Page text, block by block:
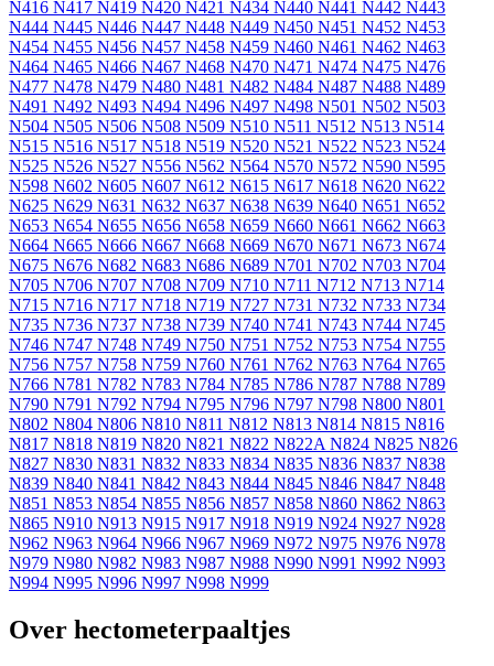
N416 N417 N419 N420 N421 N434 N440 N441 N442 N443
N444 N445 N446 N447 N448 N449 N450 N451 N452 N453
N454 N455 N456 N457 N458 N459 N460 N461 N462 N463
N464 N465 N466 N467 N468 N470 N471 N474 N475 N476
N477 N478 N479 N480 N481 N482 N484 N487 N488 N489
N491 N492 N493 N494 N496 N497 N498 N501 N502 N503
N504 N505 N506 N508 N509 N510 N511 N512 N513 N514
N515 N516 N517 N518 N519 N520 N521 N522 N523 N524
N525 N526 N527 N556 N562 N564 N570 N572 N590 N595
N598 N602 N605 N607 N612 N615 N617 N618 N620 N622
N625 N629 N631 N632 N637 N638 N639 N640 N651 N652
N653 N654 N655 N656 N658 N659 N660 N661 N662 N663
N664 N665 N666 N667 N668 N669 N670 N671 N673 N674
N675 N676 N682 N683 N686 N689 N701 N702 N703 N704
N705 N706 N707 N708 N709 N710 N711 N712 N713 N714
N715 N716 N717 N718 N719 N727 N731 N732 N733 N734
N735 N736 N737 N738 N739 N740 N741 N743 N744 N745
N746 N747 N748 N749 N750 N751 N752 N753 N754 N755
N756 N757 N758 N759 N760 N761 N762 N763 N764 N765
N766 N781 N782 N783 N784 N785 N786 N787 N788 N789
N790 N791 N792 N794 N795 N796 N797 N798 N800 N801
N802 N804 N806 N810 N811 N812 N813 N814 N815 N816
N817 N818 N819 N820 N821 N822 N822A N824 N825 N826
N827 N830 N831 N832 N833 N834 N835 N836 N837 N838
N839 N840 N841 N842 N843 N844 N845 N846 N847 N848
N851 N853 N854 N855 N856 N857 N858 N860 N862 N863
N865 N910 N913 N915 N917 N918 N919 N924 N927 N928
N962 N963 N964 N966 N967 N969 N972 N975 N976 N978
N979 N980 N982 N983 N987 N988 N990 N991 N992 N993
N994 N995 N996 N997 N998 N999
Over hectometerpaaltjes